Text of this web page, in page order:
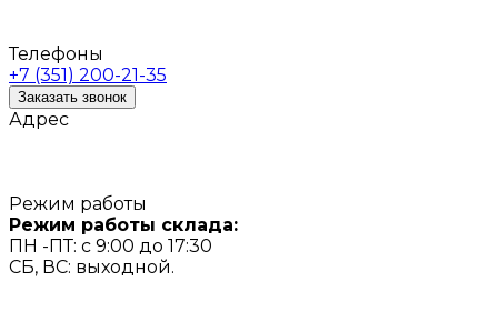
Телефоны
+7 (351) 200-21-35
Заказать звонок
Адрес
Режим работы
Режим работы склада:
ПН -ПТ: с 9:00 до 17:30
СБ, ВС: выходной.